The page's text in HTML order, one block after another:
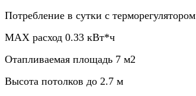
Потребление в сутки с терморегулятором
MAX расход 0.33 кВт*ч
Отапливаемая площадь 7 м2
Высота потолков до 2.7 м